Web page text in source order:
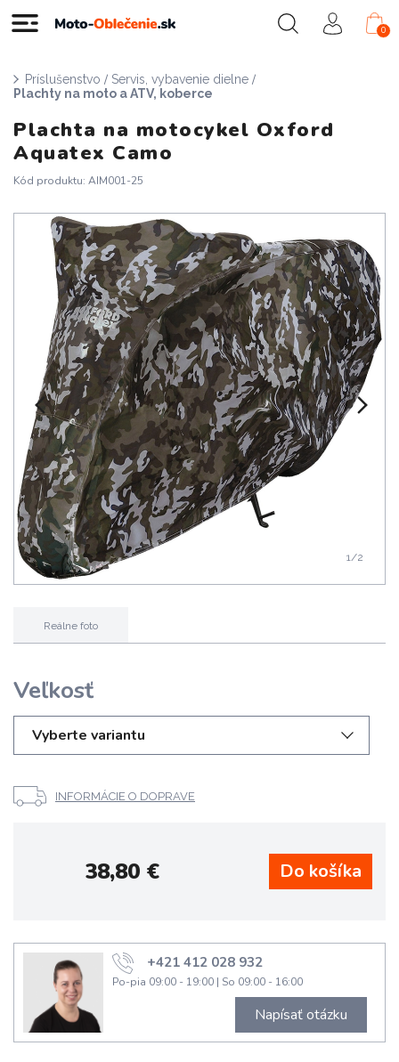
0
Príslušenstvo / Servis, vybavenie dielne /
Plachty na moto a ATV, koberce
Plachta na motocykel Oxford
Aquatex Camo
Kód produktu: AIM001-25
1/2
Reálne foto
Veľkosť
Vyberte variantu
INFORMÁCIE O DOPRAVE
38,80€
+421 412 028 932
Po-pia 09:00 - 19:00 | So 09:00 - 16:00
Napísať otázku